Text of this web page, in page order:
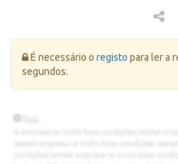
Erro:
É necessário o registo para ler a
segundos.